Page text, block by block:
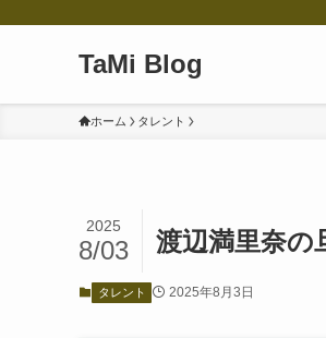
TaMi Blog
ホーム タレント
渡辺満里奈の
2025
8/03
タレント 2025年8月3日